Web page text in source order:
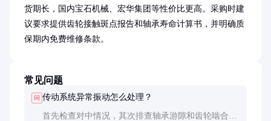
货期长，国内宝石机械、宏华集团等性价比更高。采购时建
议要求提供齿轮接触斑点报告和轴承寿命计算书，并明确质
保期内免费维修条款。
常见问题
问 传动系统异常振动怎么处理？
首先检查对中情况，其次排查轴承游隙和齿轮啮合间